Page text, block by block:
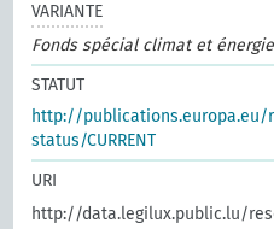
VARIANTE
Fonds spécial climat et énergie
STATUT
http://
status/CURRENT
URI
http://data.legilux.public.lu/